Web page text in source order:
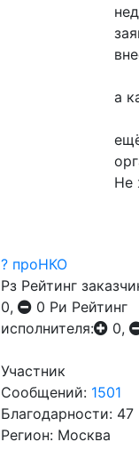
а
Не
? проНКО
Рз Рейтинг
0,
0 Ри Рейтинг
исполнителя:
0,
Участник
Сообщений: 1501
Благодарности: 47
Регион: Москва